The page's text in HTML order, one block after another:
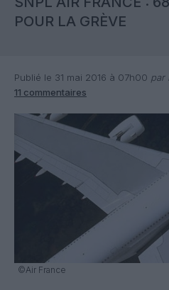
POUR LA GRÈVE
Publié le 31 mai 2016 à 07h00 par
11 commentaires
©Air France